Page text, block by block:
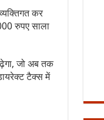
कर
रुपए साला
जो अब तक
टैक्स में